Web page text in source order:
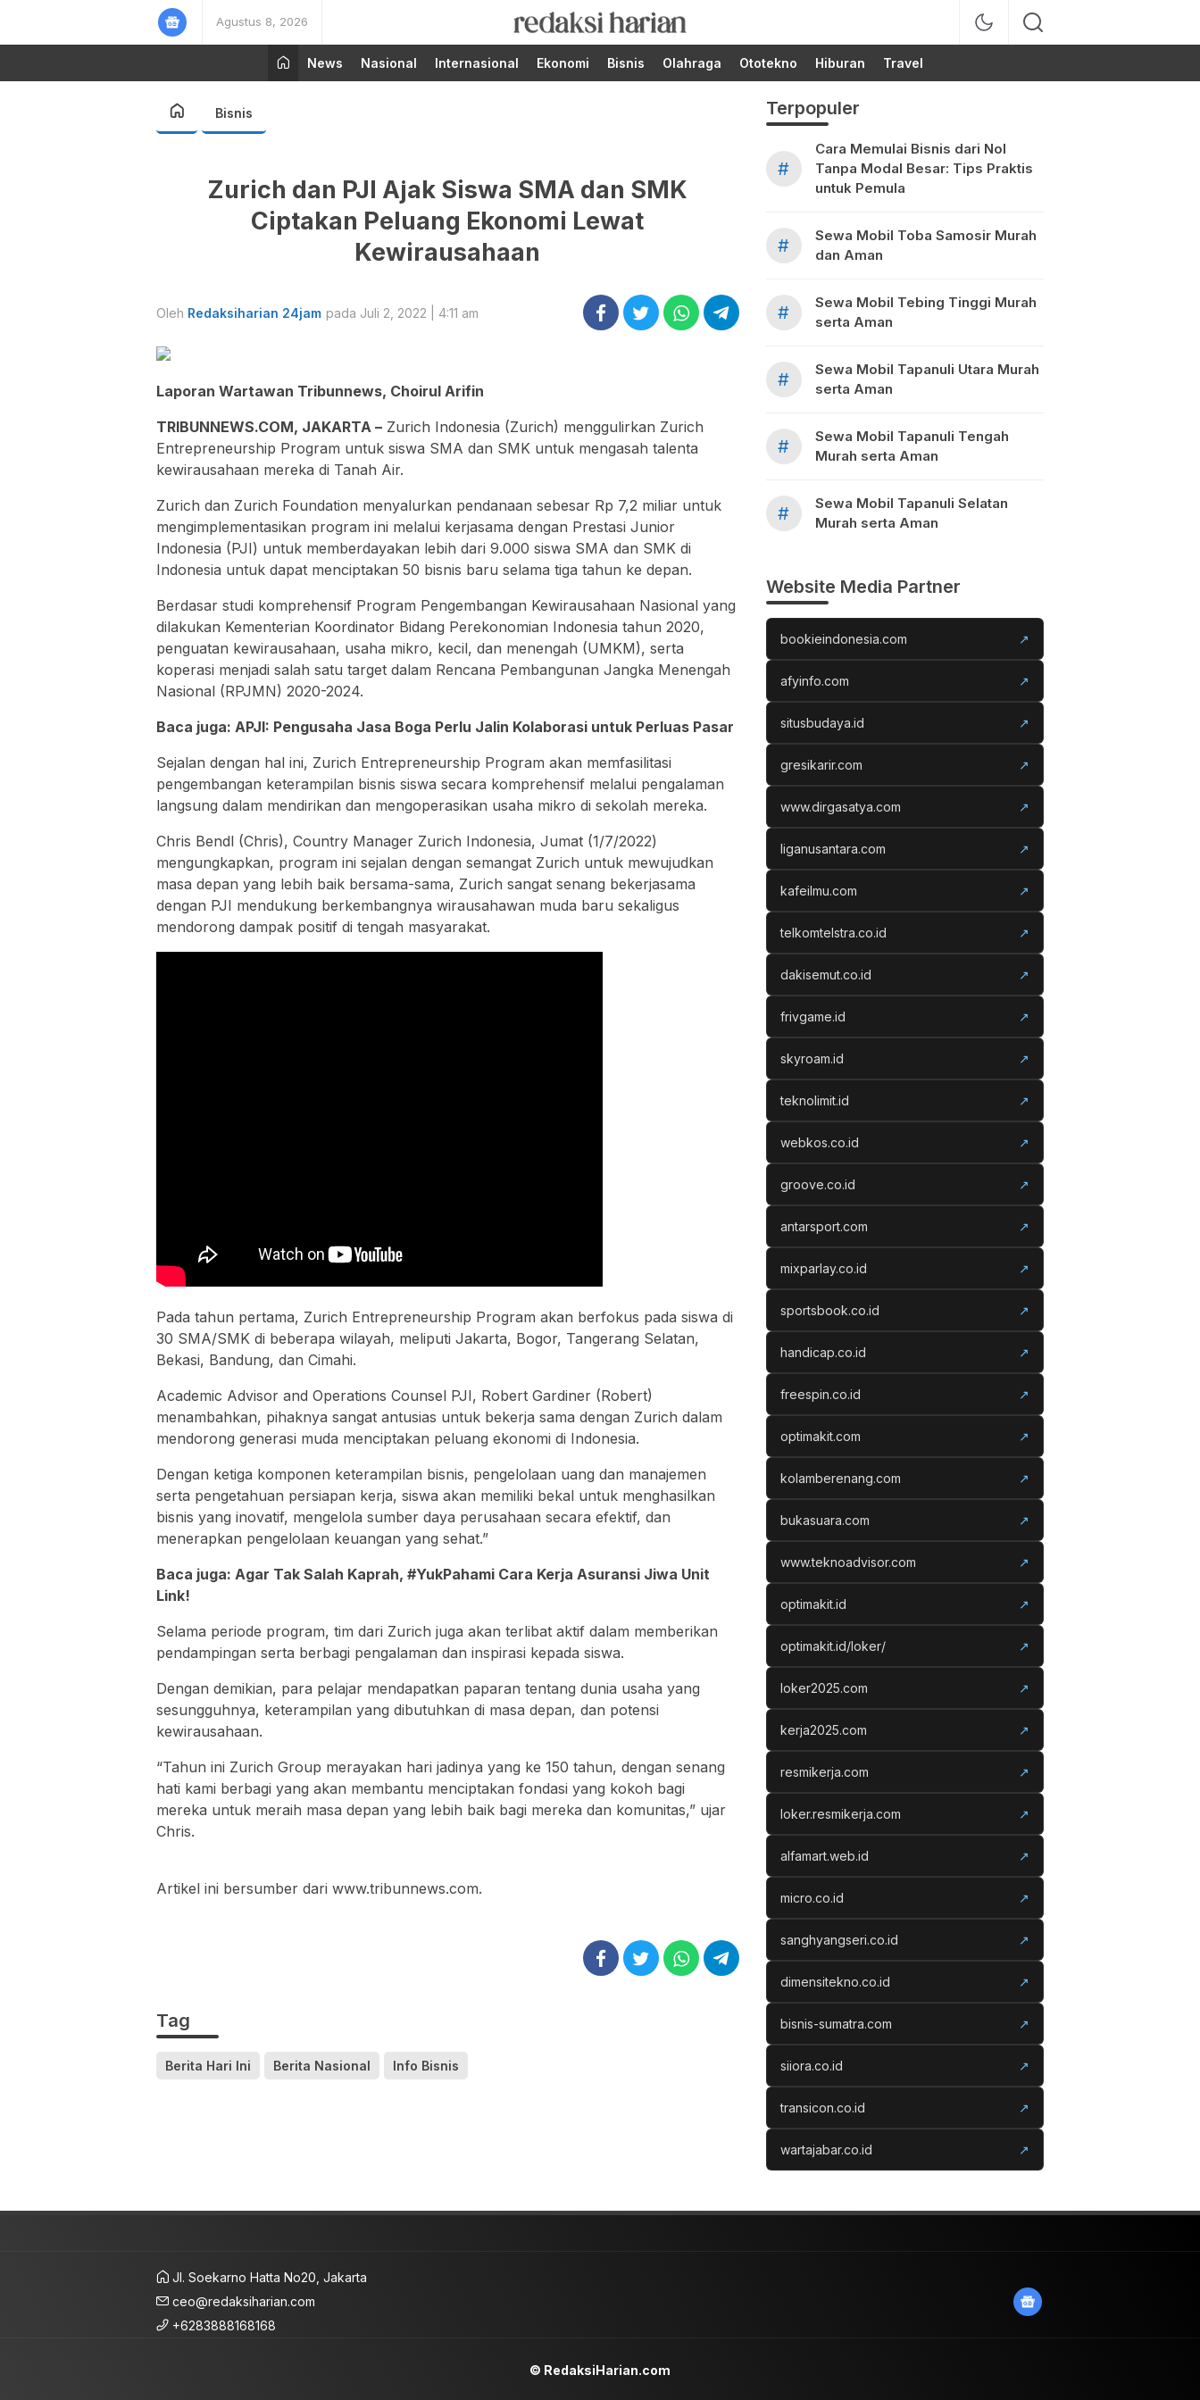
Agustus 8, 2026
RedaksiHarian.com
Berita Terupdate dari
Redaksi Harian!
News
Nasional Internasional Ekonomi Bisnis Olahraga Ototekno Hiburan Travel
Bisnis
Zurich dan PJI Ajak Siswa SMA dan SMK
Ciptakan Peluang Ekonomi Lewat
Kewirausahaan
Oleh Redaksiharian 24jam pada Juli 2, 2022 | 4:11 am
Laporan Wartawan Tribunnews, Choirul Arifin
TRIBUNNEWS.COM, JAKARTA – Zurich Indonesia (Zurich) menggulirkan Zurich
Entrepreneurship Program untuk siswa SMA dan SMK untuk mengasah talenta
kewirausahaan mereka di Tanah Air.
Zurich dan Zurich Foundation menyalurkan pendanaan sebesar Rp 7,2 miliar untuk
mengimplementasikan program ini melalui kerjasama dengan Prestasi Junior
Indonesia (PJI) untuk memberdayakan lebih dari 9.000 siswa SMA dan SMK di
Indonesia untuk dapat menciptakan 50 bisnis baru selama tiga tahun ke depan.
Berdasar studi komprehensif Program Pengembangan Kewirausahaan Nasional yang
dilakukan Kementerian Koordinator Bidang Perekonomian Indonesia tahun 2020,
penguatan kewirausahaan, usaha mikro, kecil, dan menengah (UMKM), serta
koperasi menjadi salah satu target dalam Rencana Pembangunan Jangka Menengah
Nasional (RPJMN) 2020-2024.
Baca juga: APJI: Pengusaha Jasa Boga Perlu Jalin Kolaborasi untuk Perluas Pasar
Sejalan dengan hal ini, Zurich Entrepreneurship Program akan memfasilitasi
pengembangan keterampilan bisnis siswa secara komprehensif melalui pengalaman
langsung dalam mendirikan dan mengoperasikan usaha mikro di sekolah mereka.
Chris Bendl (Chris), Country Manager Zurich Indonesia, Jumat (1/7/2022)
mengungkapkan, program ini sejalan dengan semangat Zurich untuk mewujudkan
masa depan yang lebih baik bersama-sama, Zurich sangat senang bekerjasama
dengan PJI mendukung berkembangnya wirausahawan muda baru sekaligus
mendorong dampak positif di tengah masyarakat.
Pada tahun pertama, Zurich Entrepreneurship Program akan berfokus pada siswa di
30 SMA/SMK di beberapa wilayah, meliputi Jakarta, Bogor, Tangerang Selatan,
Bekasi, Bandung, dan Cimahi.
Academic Advisor and Operations Counsel PJI, Robert Gardiner (Robert)
menambahkan, pihaknya sangat antusias untuk bekerja sama dengan Zurich dalam
mendorong generasi muda menciptakan peluang ekonomi di Indonesia.
Dengan ketiga komponen keterampilan bisnis, pengelolaan uang dan manajemen
serta pengetahuan persiapan kerja, siswa akan memiliki bekal untuk menghasilkan
bisnis yang inovatif, mengelola sumber daya perusahaan secara efektif, dan
menerapkan pengelolaan keuangan yang sehat.”
Baca juga: Agar Tak Salah Kaprah, #YukPahami Cara Kerja Asuransi Jiwa Unit
Link!
Selama periode program, tim dari Zurich juga akan terlibat aktif dalam memberikan
pendampingan serta berbagi pengalaman dan inspirasi kepada siswa.
Dengan demikian, para pelajar mendapatkan paparan tentang dunia usaha yang
sesungguhnya, keterampilan yang dibutuhkan di masa depan, dan potensi
kewirausahaan.
“Tahun ini Zurich Group merayakan hari jadinya yang ke 150 tahun, dengan senang
hati kami berbagi yang akan membantu menciptakan fondasi yang kokoh bagi
mereka untuk meraih masa depan yang lebih baik bagi mereka dan komunitas,” ujar
Chris.
Artikel ini bersumber dari www.tribunnews.com.
Tag
Berita Hari Ini Berita Nasional Info Bisnis
Terpopuler
#
Cara Memulai Bisnis dari Nol
Tanpa Modal Besar: Tips Praktis
untuk Pemula
#
Sewa Mobil Toba Samosir Murah
dan Aman
#
Sewa Mobil Tebing Tinggi Murah
serta Aman
#
Sewa Mobil Tapanuli Utara Murah
serta Aman
#
Sewa Mobil Tapanuli Tengah
Murah serta Aman
#
Sewa Mobil Tapanuli Selatan
Murah serta Aman
Website Media Partner
bookieindonesia.com ↗
afyinfo.com ↗
situsbudaya.id ↗
gresikarir.com ↗
www.dirgasatya.com ↗
liganusantara.com ↗
kafeilmu.com ↗
telkomtelstra.co.id ↗
dakisemut.co.id ↗
frivgame.id ↗
skyroam.id ↗
teknolimit.id ↗
webkos.co.id ↗
groove.co.id ↗
antarsport.com ↗
mixparlay.co.id ↗
sportsbook.co.id ↗
handicap.co.id ↗
freespin.co.id ↗
optimakit.com ↗
kolamberenang.com ↗
bukasuara.com ↗
www.teknoadvisor.com ↗
optimakit.id ↗
optimakit.id/loker/ ↗
loker2025.com ↗
kerja2025.com ↗
resmikerja.com ↗
loker.resmikerja.com ↗
alfamart.web.id ↗
micro.co.id ↗
sanghyangseri.co.id ↗
dimensitekno.co.id ↗
bisnis-sumatra.com ↗
siiora.co.id ↗
transicon.co.id ↗
wartajabar.co.id ↗
Jl. Soekarno Hatta No20, Jakarta
ceo@redaksiharian.com
+6283888168168
© RedaksiHarian.com